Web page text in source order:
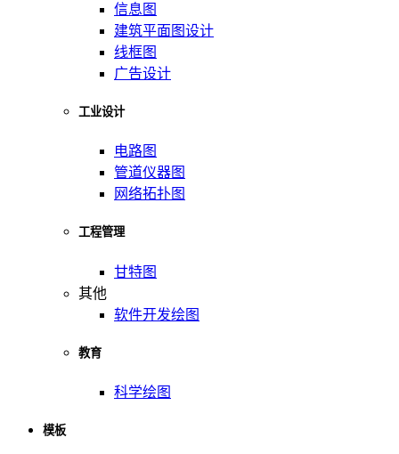
信息图
建筑平面图设计
线框图
广告设计
工业设计
电路图
管道仪器图
网络拓扑图
工程管理
甘特图
其他
软件开发绘图
教育
科学绘图
模板